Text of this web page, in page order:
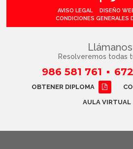
AVISO LEGAL DISEÑO
CONDICIONES GENERALES
Llámanos
Resolveremos todas
986 581 761
OBTENER DIPLOMA
AULA VIRTUAL